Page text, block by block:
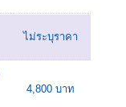
ไม่ระบุราคา
4,800 บาท